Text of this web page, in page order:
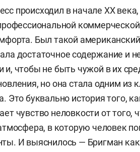
происходил в начале XX
Был такой
достаточное содержание и
и, чтобы не быть чужой в их
но она стала одним
Это буквально история того,
чувство неловкости от того,
в которую человек
И выяснилось — Бригман